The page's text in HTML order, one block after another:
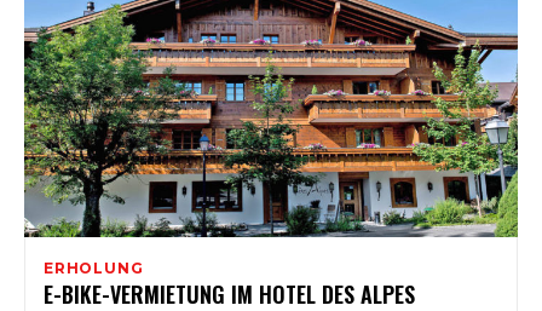
ERHOLUNG
E-BIKE-VERMIETUNG IM HOTEL DES ALPES